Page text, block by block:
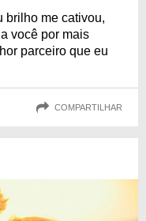
brilho me cativou,
você por mais
parceiro que eu
COMPARTILHAR